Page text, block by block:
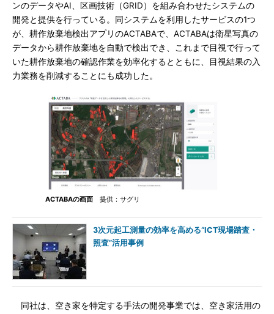
ンのデータやAI、区画技術（GRID）を組み合わせたシステムの
開発と提供を行っている。同システムを利用したサービスの1つ
が、耕作放棄地検出アプリのACTABAで、ACTABAは衛星写真の
データから耕作放棄地を自動で検出でき、これまで目視で行って
いた耕作放棄地の確認作業を効率化するとともに、目視結果の入
力業務を削減することにも成功した。
ACTABAの画面 提供：サグリ
3次元起工測量の効率を高める“ICT現場踏査・
照査”活用事例
同社は、空き家を特定する手法の開発事業では、空き家活用の